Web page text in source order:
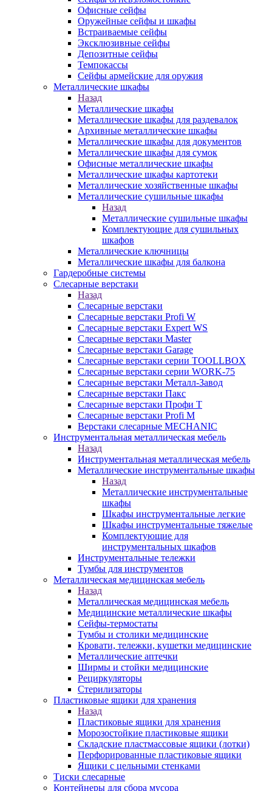
Офисные сейфы
Оружейные сейфы и шкафы
Встраиваемые сейфы
Эксклюзивные сейфы
Депозитные сейфы
Темпокассы
Сейфы армейские для оружия
Металлические шкафы
Назад
Металлические шкафы
Металлические шкафы для раздевалок
Архивные металлические шкафы
Металлические шкафы для документов
Металлические шкафы для сумок
Офисные металлические шкафы
Металлические шкафы картотеки
Металлические хозяйственные шкафы
Металлические сушильные шкафы
Назад
Металлические сушильные шкафы
Комплектующие для сушильных
шкафов
Металлические ключницы
Металлические шкафы для балкона
Гардеробные системы
Слесарные верстаки
Назад
Слесарные верстаки
Слесарные верстаки Profi W
Слесарные верстаки Expert WS
Слесарные верстаки Master
Слесарные верстаки Garage
Слесарные верстаки серии TOOLLBOX
Слесарные верстаки серии WORK-75
Слесарные верстаки Металл-Завод
Слесарные верстаки Пакс
Слесарные верстаки Профи Т
Слесарные верстаки Profi M
Верстаки слесарные MECHANIC
Инструментальная металлическая мебель
Назад
Инструментальная металлическая мебель
Металлические инструментальные шкафы
Назад
Металлические инструментальные
шкафы
Шкафы инструментальные легкие
Шкафы инструментальные тяжелые
Комплектующие для
инструментальных шкафов
Инструментальные тележки
Тумбы для инструментов
Металлическая медицинская мебель
Назад
Металлическая медицинская мебель
Медицинские металлические шкафы
Сейфы-термостаты
Тумбы и столики медицинские
Кровати, тележки, кушетки медицинские
Металлические аптечки
Ширмы и стойки медицинские
Рециркуляторы
Стерилизаторы
Пластиковые ящики для хранения
Назад
Пластиковые ящики для хранения
Морозостойкие пластиковые ящики
Складские пластмассовые ящики (лотки)
Перфорированные пластиковые ящики
Ящики с цельными стенками
Тиски слесарные
Контейнеры для сбора мусора